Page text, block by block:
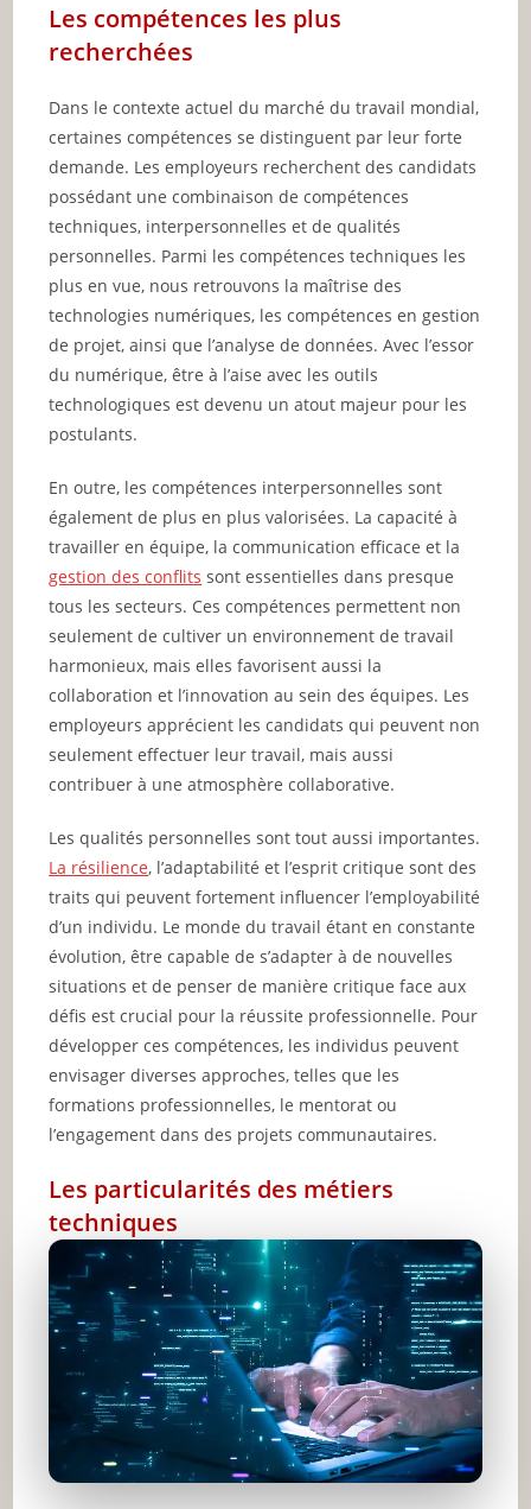
Les compétences les plus
recherchées
Dans le contexte actuel du marché du travail mondial,
certaines compétences se distinguent par leur forte
demande. Les employeurs recherchent des candidats
possédant une combinaison de compétences
techniques, interpersonnelles et de qualités
personnelles. Parmi les compétences techniques les
plus en vue, nous retrouvons la maîtrise des
technologies numériques, les compétences en gestion
de projet, ainsi que l’analyse de données. Avec l’essor
du numérique, être à l’aise avec les outils
technologiques est devenu un atout majeur pour les
postulants.
En outre, les compétences interpersonnelles sont
également de plus en plus valorisées. La capacité à
travailler en équipe, la communication efficace et la
gestion des conflits sont essentielles dans presque
tous les secteurs. Ces compétences permettent non
seulement de cultiver un environnement de travail
harmonieux, mais elles favorisent aussi la
collaboration et l’innovation au sein des équipes. Les
employeurs apprécient les candidats qui peuvent non
seulement effectuer leur travail, mais aussi
contribuer à une atmosphère collaborative.
Les qualités personnelles sont tout aussi importantes.
La résilience, l’adaptabilité et l’esprit critique sont des
traits qui peuvent fortement influencer l’employabilité
d’un individu. Le monde du travail étant en constante
évolution, être capable de s’adapter à de nouvelles
situations et de penser de manière critique face aux
défis est crucial pour la réussite professionnelle. Pour
développer ces compétences, les individus peuvent
envisager diverses approches, telles que les
formations professionnelles, le mentorat ou
l’engagement dans des projets communautaires.
Les particularités des métiers
techniques